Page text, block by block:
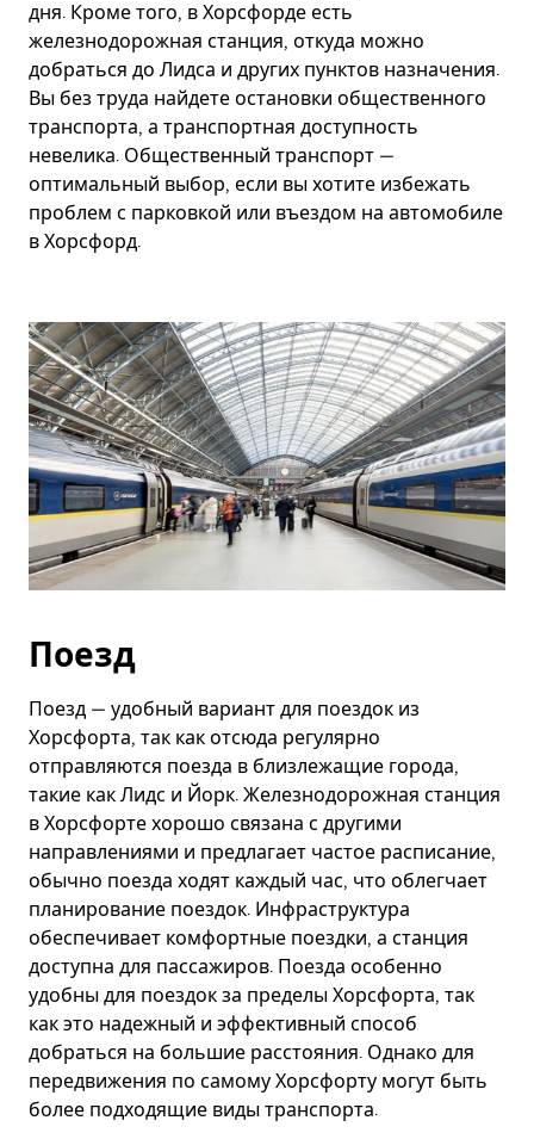
дня. Кроме того, в Хорсфорде есть
железнодорожная станция, откуда можно
добраться до Лидса и других пунктов назначения.
Вы без труда найдете остановки общественного
транспорта, а транспортная доступность
невелика. Общественный транспорт —
оптимальный выбор, если вы хотите избежать
проблем с парковкой или въездом на автомобиле
в Хорсфорд.
Поезд
Поезд — удобный вариант для поездок из
Хорсфорта, так как отсюда регулярно
отправляются поезда в близлежащие города,
такие как Лидс и Йорк. Железнодорожная станция
в Хорсфорте хорошо связана с другими
направлениями и предлагает частое расписание,
обычно поезда ходят каждый час, что облегчает
планирование поездок. Инфраструктура
обеспечивает комфортные поездки, а станция
доступна для пассажиров. Поезда особенно
удобны для поездок за пределы Хорсфорта, так
как это надежный и эффективный способ
добраться на большие расстояния. Однако для
передвижения по самому Хорсфорту могут быть
более подходящие виды транспорта.